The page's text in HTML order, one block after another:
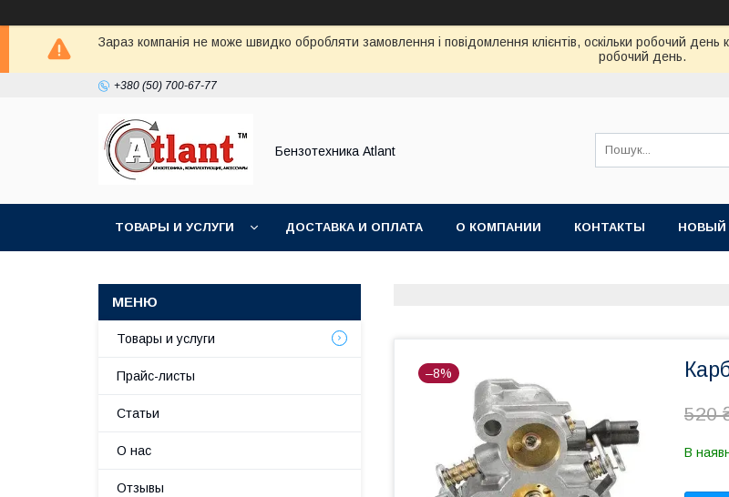
Зараз компанія не може швидко обробляти замовлення і повідомлення клієнтів, оскільки робочий
робочий день.
+380 (50) 700-67-77
Бензотехника Atlant
ТОВАРЫ И УСЛУГИ ДОСТАВКА И ОПЛАТА О КОМПАНИИ КОНТАКТЫ НОВЫЙ
–8%
520
В
Товары и услуги
Прайс-листы
Статьи
О нас
Отзывы